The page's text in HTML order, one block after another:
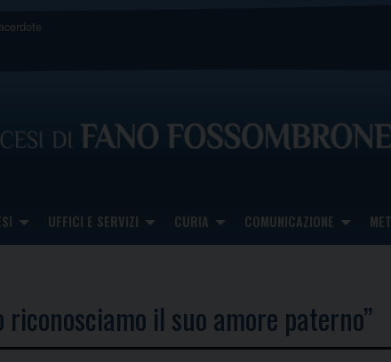
UFFICI E SERVIZI CURIA COMUNICAZIONE
riconosciamo il suo amore paterno”